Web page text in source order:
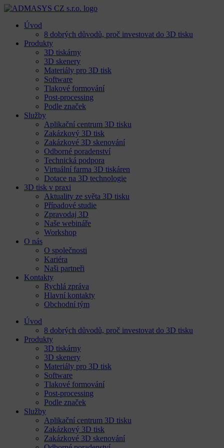
Úvod
8 dobrých důvodů, proč investovat do 3D tisku​
Produkty
3D tiskárny
3D skenery
Materiály pro 3D tisk
Software
Tlakové formování
Post-processing
Podle značek
Služby
Aplikační centrum 3D tisku
Zakázkový 3D tisk
Zakázkové 3D skenování
Odborné poradenství
Technická podpora
Virtuální farma 3D tiskáren
Dotace na 3D technologie
3D tisk v praxi
Aktuality ze světa 3D tisku
Případové studie
Zpravodaj 3D
Naše webináře
Workshop
O nás
O společnosti
Kariéra
Naši partneři
Kontakty
Rychlá zpráva
Hlavní kontakty
Obchodní tým
Úvod
8 dobrých důvodů, proč investovat do 3D tisku​
Produkty
3D tiskárny
3D skenery
Materiály pro 3D tisk
Software
Tlakové formování
Post-processing
Podle značek
Služby
Aplikační centrum 3D tisku
Zakázkový 3D tisk
Zakázkové 3D skenování